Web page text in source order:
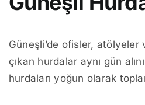
Güneşli’de ofisler, atölyeler
çıkan hurdalar aynı gün
hurdaları yoğun olarak